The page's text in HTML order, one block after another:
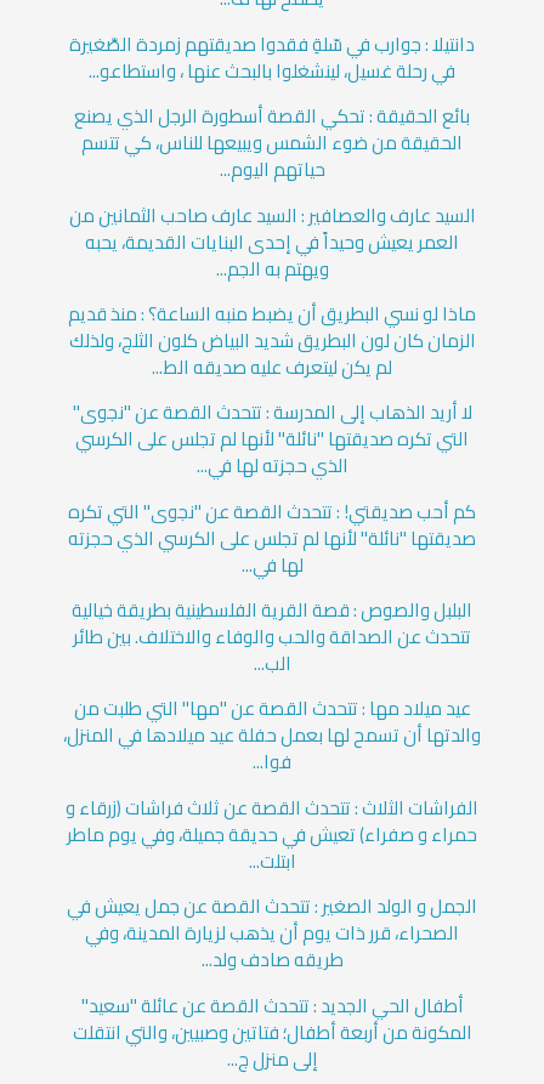
دانتيلا : جوارب في سّلةِ فقدوا صديقتهم زمردة الصَّغيرة
في رحلة غسيل، لينشغلوا بالبحث عنها ، واستطاعو...
بائع الحقيقة : تحكي القصة أسطورة الرجل الذي يصنع
الحقيقة من ضوء الشمس ويبيعها للناس، كي تتسم
حياتهم اليوم...
السيد عارف والعصافير : السيد عارف صاحب الثمانين من
العمر يعيش وحيداً في إحدى البنايات القديمة، يحبه
ويهتم به الجم...
ماذا لو نسي البطريق أن يضبط منبه الساعة؟ : منذ قديم
الزمان كان لون البطريق شديد البياض كلون الثلج، ولذلك
لم يكن ليتعرف عليه صديقه الط...
لا أريد الذهاب إلى المدرسة : تتحدث القصة عن "نجوى"
التي تكره صديقتها "نائلة" لأنها لم تجلس على الكرسي
الذي حجزته لها في...
كم أحب صديقتي! : تتحدث القصة عن "نجوى" التي تكره
صديقتها "نائلة" لأنها لم تجلس على الكرسي الذي حجزته
لها في...
البلبل والصوص : قصة القرية الفلسطينية بطريقة خيالية
تتحدث عن الصداقة والحب والوفاء والاختلاف. بين طائر
الب...
عيد ميلاد مها : تتحدث القصة عن "مها" التي طلبت من
والدتها أن تسمح لها بعمل حفلة عيد ميلادها في المنزل،
فوا...
الفراشات الثلاث : تتحدث القصة عن ثلاث فراشات (زرقاء و
حمراء و صفراء) تعيش في حديقة جميلة، وفي يوم ماطر
ابتلت...
الجمل و الولد الصغير : تتحدث القصة عن جمل يعيش في
الصحراء، قرر ذات يوم أن يذهب لزيارة المدينة، وفي
طريقه صادف ولد...
أطفال الحي الجديد : تتحدث القصة عن عائلة "سعيد"
المكونة من أربعة أطفال؛ فتاتين وصبيين، والتي انتقلت
إلى منزل ج...